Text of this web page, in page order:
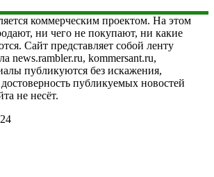
коммерческим проектом. На этом
ни чего не покупают, ни какие
Сайт представляет собой ленту
news.rambler.ru, kommersant.ru,
публикуются без искажения,
достоверность публикуемых новостей
не несёт.